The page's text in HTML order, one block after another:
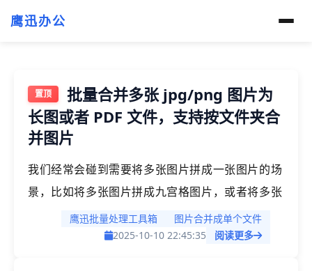
鹰迅办公
批量合并多张 jpg/png 图片为
长图或者 PDF 文件，支持按文件夹合
并图片
我们经常会碰到需要将多张图片拼成一张图片的场
景，比如将多张图片拼成九宫格图片，或者将多张
图片拼成一张长图。还有可能会碰到需要将多张图
片合并成一个完整的 PDF 文件来方便我们进行打
鹰迅批量处理工具箱
图片合并成单个文件
2025-10-10 22:45:35
阅读更多